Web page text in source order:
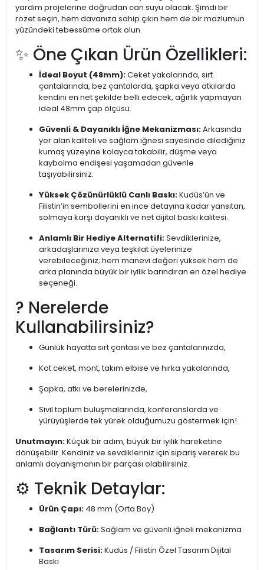
yardım projelerine doğrudan can suyu olacak. Şimdi bir
rozet seçin, hem davanıza sahip çıkın hem de bir mazlumun
yüzündeki tebessüme ortak olun.
✨ Öne Çıkan Ürün Özellikleri:
İdeal Boyut (48mm):Ceket yakalarında, sırt
çantalarında, bez çantalarda, şapka veya atkılarda
kendini en net şekilde belli edecek, ağırlık yapmayan
ideal 48mm çap ölçüsü.
Güvenli & Dayanıklı İğne Mekanizması:Arkasında
yer alan kaliteli ve sağlam iğnesi sayesinde dilediğiniz
kumaş yüzeyine kolayca takabilir, düşme veya
kaybolma endişesi yaşamadan güvenle
taşıyabilirsiniz.
Yüksek Çözünürlüklü Canlı Baskı:Kudüs’ün ve
Filistin’in sembollerini en ince detayına kadar yansıtan,
solmaya karşı dayanıklı ve net dijital baskı kalitesi.
Anlamlı Bir Hediye Alternatifi:Sevdiklerinize,
arkadaşlarınıza veya teşkilat üyelerinize
verebileceğiniz; hem manevi değeri yüksek hem de
arka planında büyük bir iyilik barındıran en özel hediye
seçeneği.
? Nerelerde
Kullanabilirsiniz?
Günlük hayatta sırt çantası ve bez çantalarınızda,
Kot ceket, mont, takım elbise ve hırka yakalarında,
Şapka, atkı ve berelerinizde,
Sivil toplum buluşmalarında, konferanslarda ve
yürüyüşlerde tek yürek olduğumuzu göstermek için!
Unutmayın:Küçük bir adım, büyük bir iyilik hareketine
dönüşebilir. Kendiniz ve sevdikleriniz için sipariş vererek bu
anlamlı dayanışmanın bir parçası olabilirsiniz.
⚙️ Teknik Detaylar:
Ürün Çapı: 48 mm (Orta Boy)
Bağlantı Türü:Sağlam ve güvenli iğneli mekanizma
Tasarım Serisi:Kudüs / Filistin Özel Tasarım Dijital
Baskı